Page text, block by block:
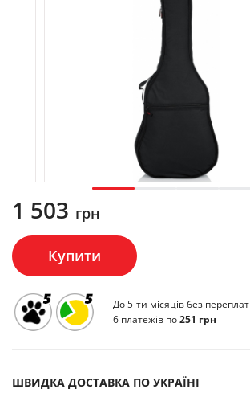
1 503 грн
Купити
До 5-ти місяців без переплат
6 платежів по251 грн
ШВИДКА ДОСТАВКА ПО УКРАЇНІ